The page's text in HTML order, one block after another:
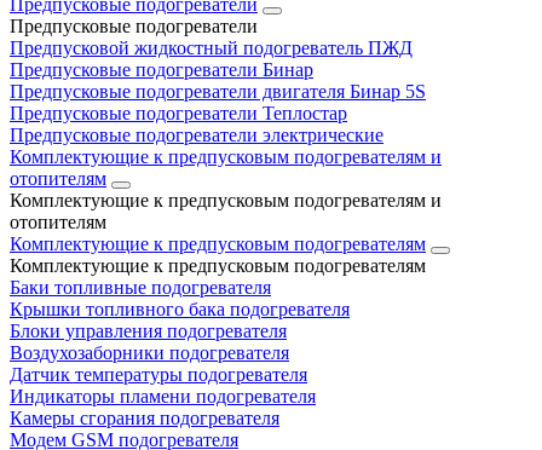
Предпусковые подогреватели
Предпусковые подогреватели
Предпусковой жидкостный подогреватель ПЖД
Предпусковые подогреватели Бинар
Предпусковые подогреватели двигателя Бинар 5S
Предпусковые подогреватели Теплостар
Предпусковые подогреватели электрические
Комплектующие к предпусковым подогревателям и
отопителям
Комплектующие к предпусковым подогревателям и
отопителям
Комплектующие к предпусковым подогревателям
Комплектующие к предпусковым подогревателям
Баки топливные подогревателя
Крышки топливного бака подогревателя
Блоки управления подогревателя
Воздухозаборники подогревателя
Датчик температуры подогревателя
Индикаторы пламени подогревателя
Камеры сгорания подогревателя
Модем GSM подогревателя